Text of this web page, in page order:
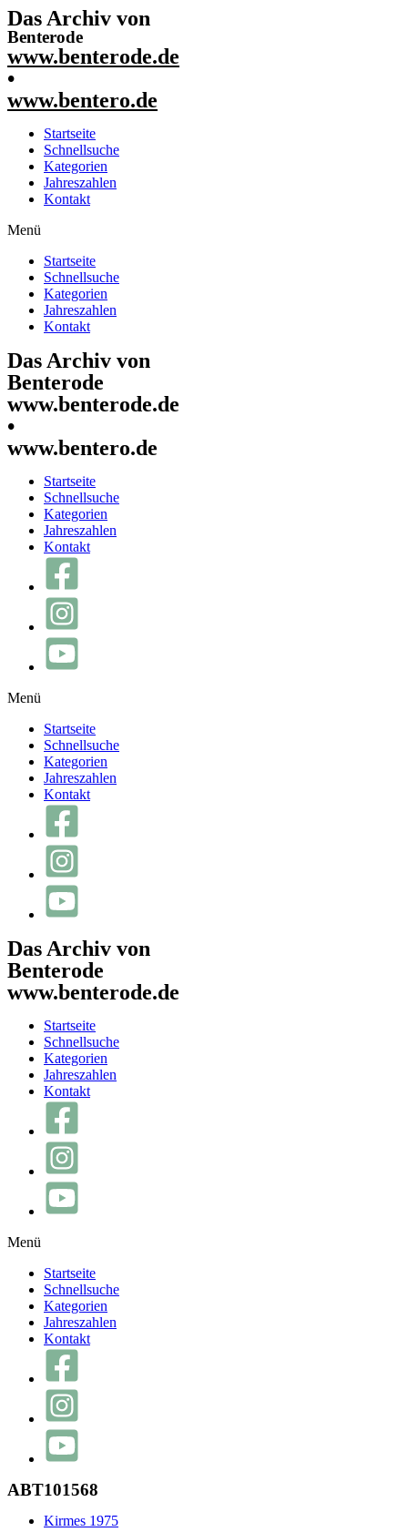
Das Archiv von
Benterode
www.benterode.de
•
www.bentero.de
Startseite
Schnellsuche
Kategorien
Jahreszahlen
Kontakt
Menü
Startseite
Schnellsuche
Kategorien
Jahreszahlen
Kontakt
Das Archiv von
Benterode
www.benterode.de
•
www.bentero.de
Startseite
Schnellsuche
Kategorien
Jahreszahlen
Kontakt
Menü
Startseite
Schnellsuche
Kategorien
Jahreszahlen
Kontakt
Das Archiv von
Benterode
www.benterode.de
Startseite
Schnellsuche
Kategorien
Jahreszahlen
Kontakt
Menü
Startseite
Schnellsuche
Kategorien
Jahreszahlen
Kontakt
ABT101568
Kirmes 1975